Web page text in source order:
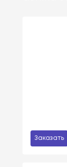
Заказать